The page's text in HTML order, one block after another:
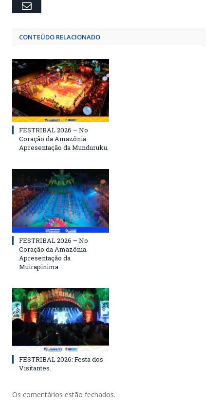
Email
CONTEÚDO RELACIONADO
FESTRIBAL 2026 – No
Coração da Amazônia.
Apresentação da Munduruku.
FESTRIBAL 2026 – No
Coração da Amazônia.
Apresentação da
Muirapinima.
FESTRIBAL 2026: Festa dos
Visitantes.
Os comentários estão fechados.